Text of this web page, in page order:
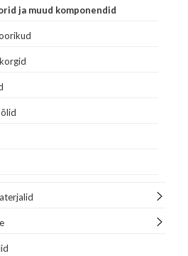
ja muud komponendid